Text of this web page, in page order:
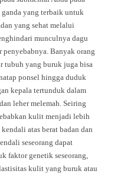
yang terbaik untuk
yang sehat melalui
munculnya dagu
penyebabnya. Banyak orang
tubuh yang buruk juga bisa
ponsel hingga duduk
kepala tertunduk dalam
leher melemah. Seiring
kulit menjadi lebih
atas berat badan dan
seseorang dapat
faktor genetik seseorang,
kulit yang buruk atau